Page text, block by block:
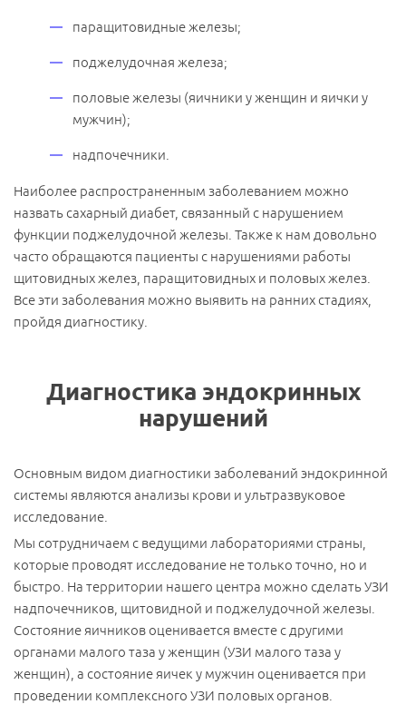
паращитовидные железы;
поджелудочная железа;
половые железы (яичники у женщин и яички у
мужчин);
надпочечники.
Наиболее распространенным заболеванием можно
назвать сахарный диабет, связанный с нарушением
функции поджелудочной железы. Также к нам довольно
часто обращаются пациенты с нарушениями работы
щитовидных желез, паращитовидных и половых желез.
Все эти заболевания можно выявить на ранних стадиях,
пройдя диагностику.
Диагностика эндокринных
нарушений
Основным видом диагностики заболеваний эндокринной
системы являются анализы крови и ультразвуковое
исследование.
Мы сотрудничаем с ведущими лабораториями страны,
которые проводят исследование не только точно, но и
быстро. На территории нашего центра можно сделать УЗИ
надпочечников, щитовидной и поджелудочной железы.
Состояние яичников оценивается вместе с другими
органами малого таза у женщин (УЗИ малого таза у
женщин), а состояние яичек у мужчин оценивается при
проведении комплексного УЗИ половых органов.